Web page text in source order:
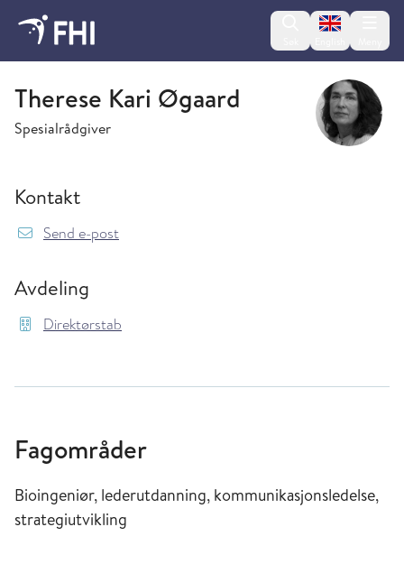
Change
Direktørstab
Therese Kari Øgaard
Spesialrådgiver
Kontakt
Send e-post{model.translations.sendEmailTo}
Avdeling
Direktørstab
Fagområder
Bioingeniør, lederutdanning, kommunikasjonsledelse,
strategiutvikling